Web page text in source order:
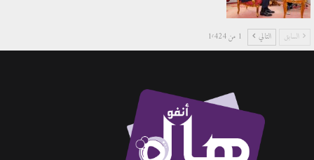
السابق التالي 1 من 1٬424